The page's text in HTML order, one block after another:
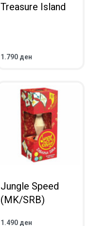
Treasure Island
1.790 ден
ВО КОШНИЧКА
Jungle Speed
(MK/SRB)
1.490 ден